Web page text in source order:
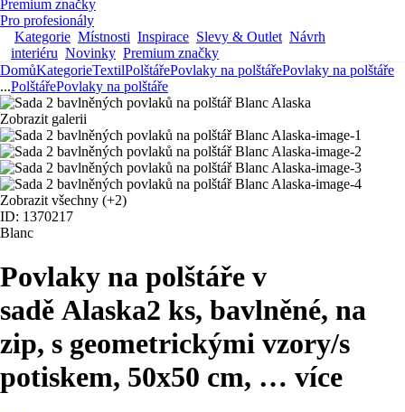
Premium značky
Pro profesionály
Kategorie Místnosti Inspirace Slevy & Outlet Návrh
interiéru Novinky Premium značky
DomůKategorieTextilPolštářePovlaky na polštářePovlaky na polštáře
...PolštářePovlaky na polštáře
Zobrazit galerii
Zobrazit všechny (+2)
ID: 1370217
Blanc
Povlaky na polštáře v
sadě Alaska2 ks, bavlněné, na
zip, s geometrickými vzory/s
potiskem, 50x50 cm, … více